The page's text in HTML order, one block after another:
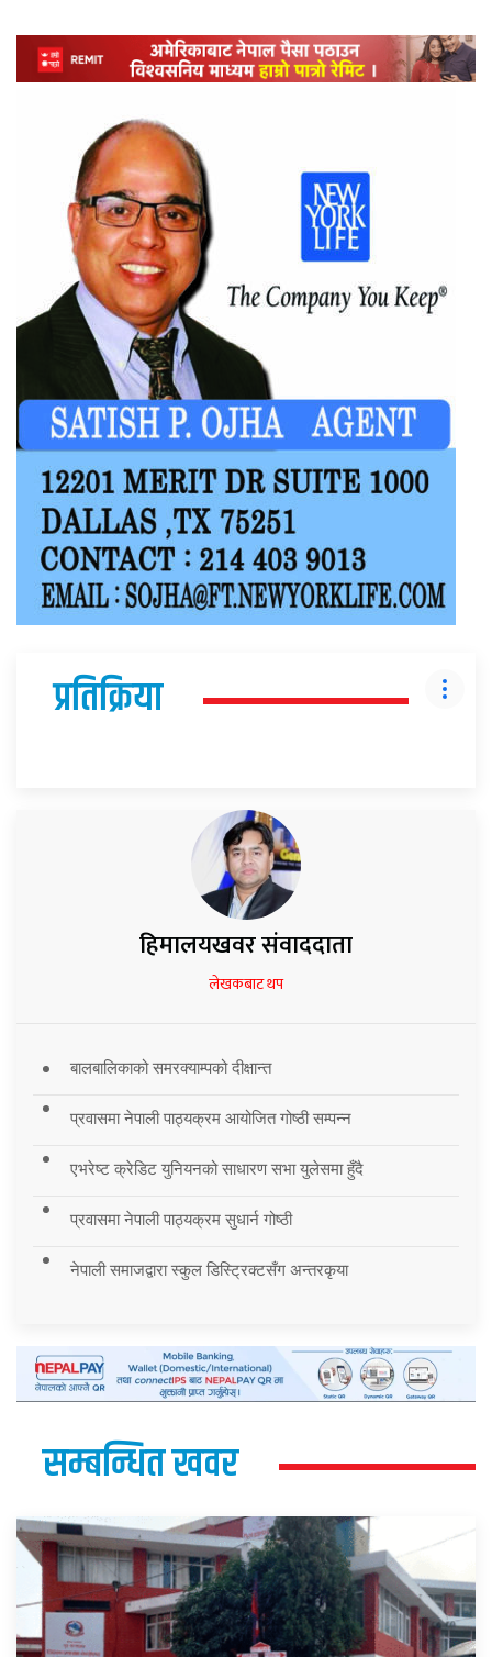
प्रतिक्रिया
हिमालयखवर संवाददाता
लेखकबाट थप
बालबालिकाको समरक्याम्पको दीक्षान्त
प्रवासमा नेपाली पाठ्यक्रम आयोजित गोष्ठी सम्पन्न
एभरेष्ट क्रेडिट युनियनको साधारण सभा युलेसमा हुँदै
प्रवासमा नेपाली पाठ्यक्रम सुधार्न गोष्ठी
नेपाली समाजद्वारा स्कुल डिस्ट्रिक्टसँग अन्तरकृया
सम्बन्धित खवर